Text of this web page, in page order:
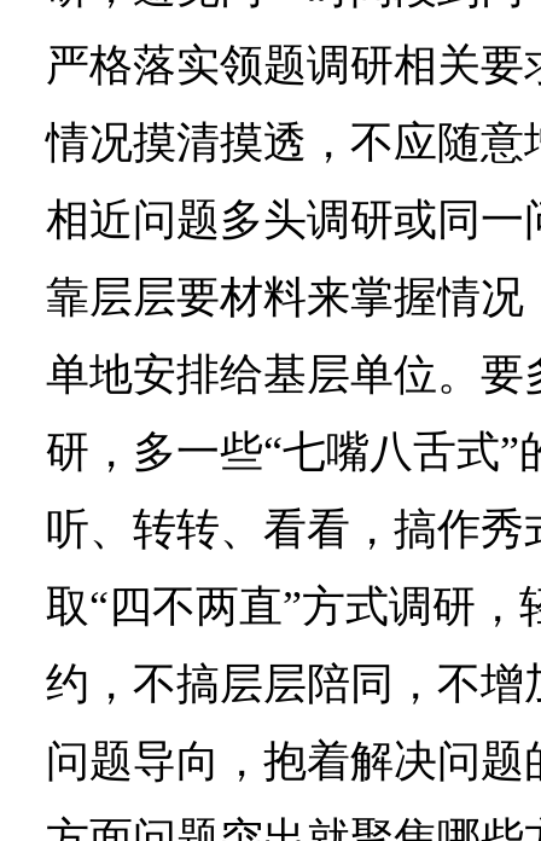
严格落实领题调研相关
情况摸清摸透，不应随
相近问题多头调研或同
靠层层要材料来掌握情
单地安排给基层单位。
研，多一些“七嘴八舌式”
听、转转、看看，搞作秀
取“四不两直”方式调研，
约，不搞层层陪同，不
问题导向，抱着解决问